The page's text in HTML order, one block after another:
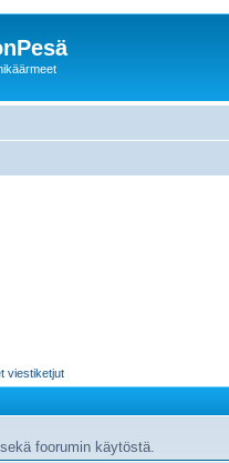
viestiketjut
foorumin käytöstä.